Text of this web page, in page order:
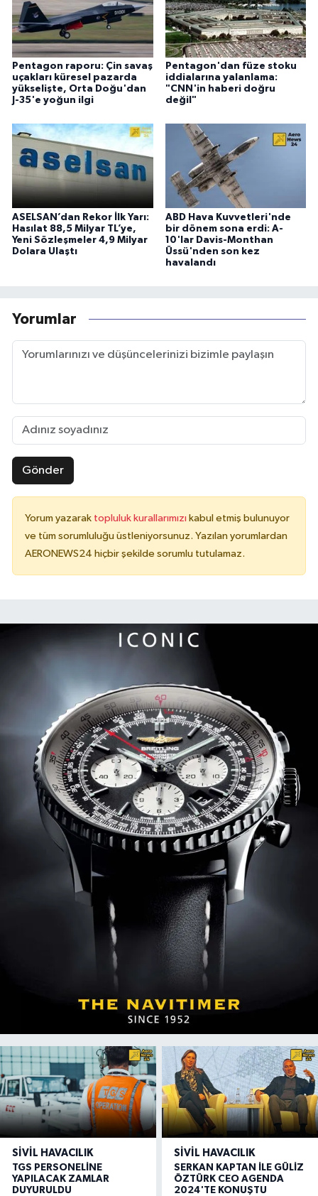
Pentagon raporu: Çin savaş
uçakları küresel pazarda
yükselişte, Orta Doğu'dan
J-35'e yoğun ilgi
Pentagon'dan füze stoku
iddialarına yalanlama:
"CNN'in haberi doğru
değil"
ASELSAN’dan Rekor İlk Yarı:
Hasılat 88,5 Milyar TL’ye,
Yeni Sözleşmeler 4,9 Milyar
Dolara Ulaştı
ABD Hava Kuvvetleri'nde
bir dönem sona erdi: A-
10'lar Davis-Monthan
Üssü'nden son kez
havalandı
Yorumlar
Gönder
Yorum yazarak topluluk kurallarımızı kabul etmiş bulunuyor
ve tüm sorumluluğu üstleniyorsunuz. Yazılan yorumlardan
AERONEWS24 hiçbir şekilde sorumlu tutulamaz.
SIVIL HAVACILIK
TGS PERSONELİNE
YAPILACAK ZAMLAR
DUYURULDU
SIVIL HAVACILIK
SERKAN KAPTAN İLE GÜLİZ
ÖZTÜRK CEO AGENDA
2024'TE KONUŞTU